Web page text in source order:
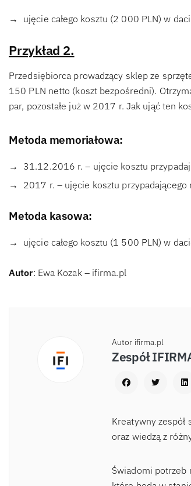
ujęcie całego kosztu (2 000 PLN) w
Przykład 2.
Przedsiębiorca prowadzący sklep ze
150 PLN netto (koszt bezpośredni).
par, pozostałe już w 2017 r. Jak ująć ten
Metoda memoriałowa:
31.12.2016 r. – ujęcie kosztu
2017 r. – ujęcie kosztu
Metoda kasowa:
ujęcie całego kosztu (1 500 PLN) w
Autor: Ewa Kozak – ifirma.pl
Autor ifirma.pl
Zespół
Kreatywny
oraz wiedzą z
Świadomi potrzeb